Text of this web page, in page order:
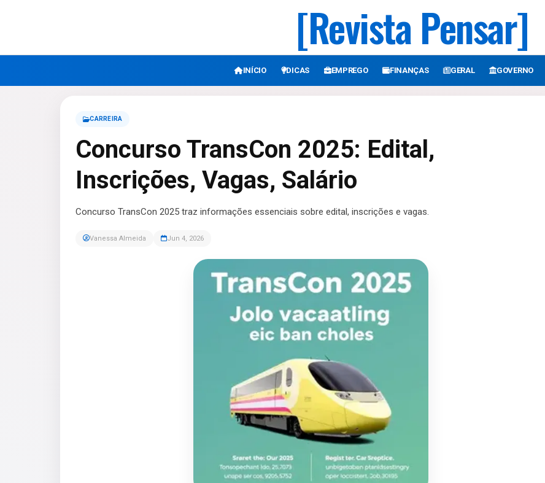
[Revista Pensar]
INÍCIO DICAS EMPREGO FINANÇAS GERAL GOVERNO
CARREIRA
Concurso TransCon 2025: Edital,
Inscrições, Vagas, Salário
Concurso TransCon 2025 traz informações essenciais sobre edital, inscrições e vagas.
Vanessa Almeida Jun 4, 2026